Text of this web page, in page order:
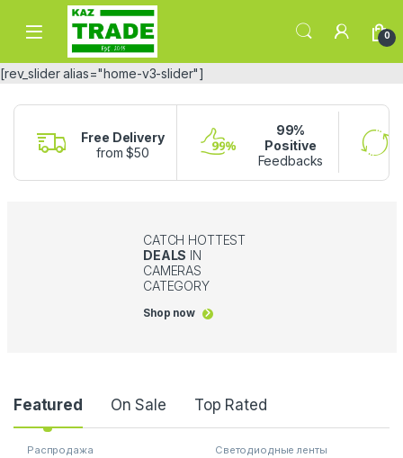
Skip to navigation
Skip to content
0
[rev_slider alias="home-v3-slider"]
Free Delivery
from $50
99%
Positive
Feedbacks
CATCH HOTTEST
DEALS IN
CAMERAS
CATEGORY
Shop now
Product Carousel Tabs
Featured On Sale Top Rated
Распродажа Светодиодные ленты